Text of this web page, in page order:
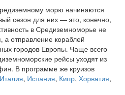
морю начинаются
сезон для них — это, конечно,
в Средиземноморье не
а отправление кораблей
городов Европы. Чаще всего
рейсы уходят из
В программе же круизов
Италия, Испания, Кипр, Хорватия,